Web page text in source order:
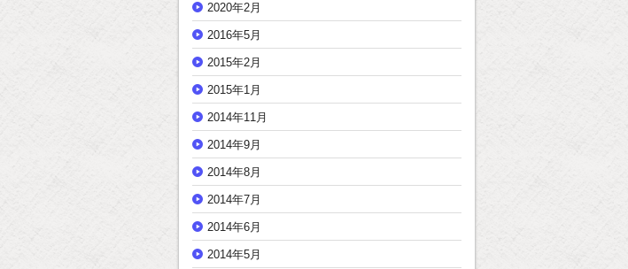
2020年2月
2016年5月
2015年2月
2015年1月
2014年11月
2014年9月
2014年8月
2014年7月
2014年6月
2014年5月